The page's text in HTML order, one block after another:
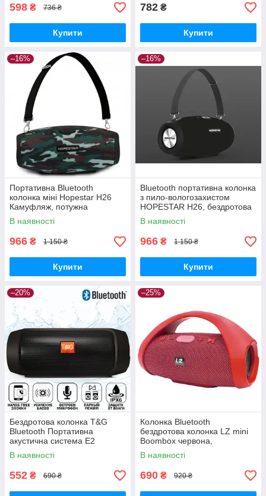
598 ₴ 736 ₴
Купити
782 ₴
Купити
–16%
Портативна Bluetooth
колонка міні Hopestar H26
Камуфляж, потужна
бездротова блютуз міні
колонка
В наявності
966 ₴ 1 150 ₴
Купити
–16%
Bluetooth портативна колонка
з пило-вологозахистом
HOPESTAR H26, бездротова
колонка з пило-
вологозахистом
В наявності
966 ₴ 1 150 ₴
Купити
–20%
Бездротова колонка T&G
Bluetooth Портативна
акустична система E2
CHARGE 2 гучний зв'язок
В наявності
552 ₴ 690 ₴
–25%
Колонка Bluetooth
бездротова колонка LZ mini
Boombox червона,
Портативна міні стерео
блютуз колонка
В наявності
690 ₴ 920 ₴